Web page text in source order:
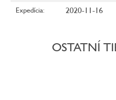
Expedícia: 2020-11-16
OSTATNÍ